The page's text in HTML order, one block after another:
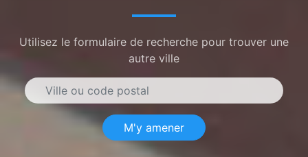
Utilisez le formulaire de recherche pour trouver une
autre ville
M'y amener